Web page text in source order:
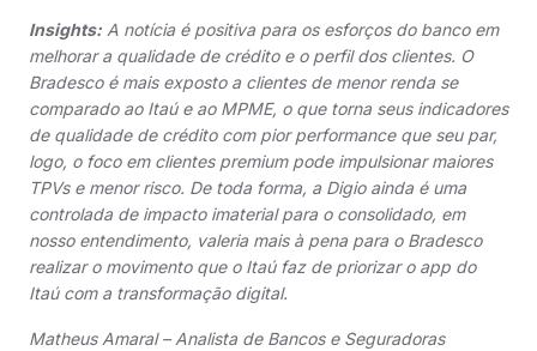
Insights: A notícia é positiva para os esforços do banco em
melhorar a qualidade de crédito e o perfil dos clientes. O
Bradesco é mais exposto a clientes de menor renda se
comparado ao Itaú e ao MPME, o que torna seus indicadores
de qualidade de crédito com pior performance que seu par,
logo, o foco em clientes premium pode impulsionar maiores
TPVs e menor risco. De toda forma, a Digio ainda é uma
controlada de impacto imaterial para o consolidado, em
nosso entendimento, valeria mais à pena para o Bradesco
realizar o movimento que o Itaú faz de priorizar o app do
Itaú com a transformação digital.
Matheus Amaral – Analista de Bancos e Seguradoras